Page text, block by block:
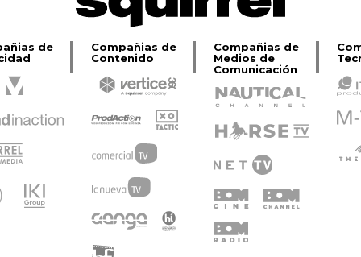
de
Compañias de
Contenido
Compañias de
Medios de
Comunicación